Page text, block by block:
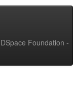
Foundation -